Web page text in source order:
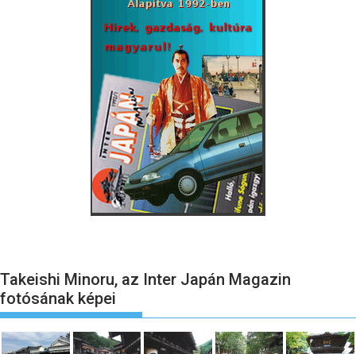
Takeishi Minoru, az Inter Japán Magazin
fotósának képei